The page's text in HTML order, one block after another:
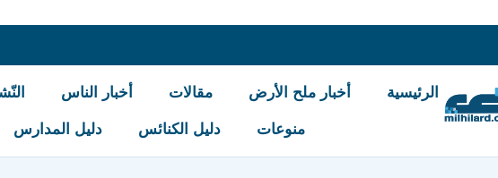
الرئيسية أخبار ملح الأرض مقالات أخبار الناس
منوعات دليل الكنائس دليل المدارس